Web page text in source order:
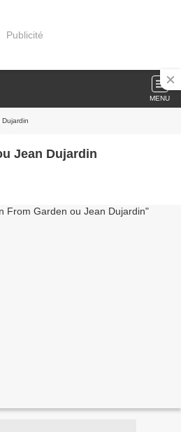
Publicité
MENU
Jean Dujardin